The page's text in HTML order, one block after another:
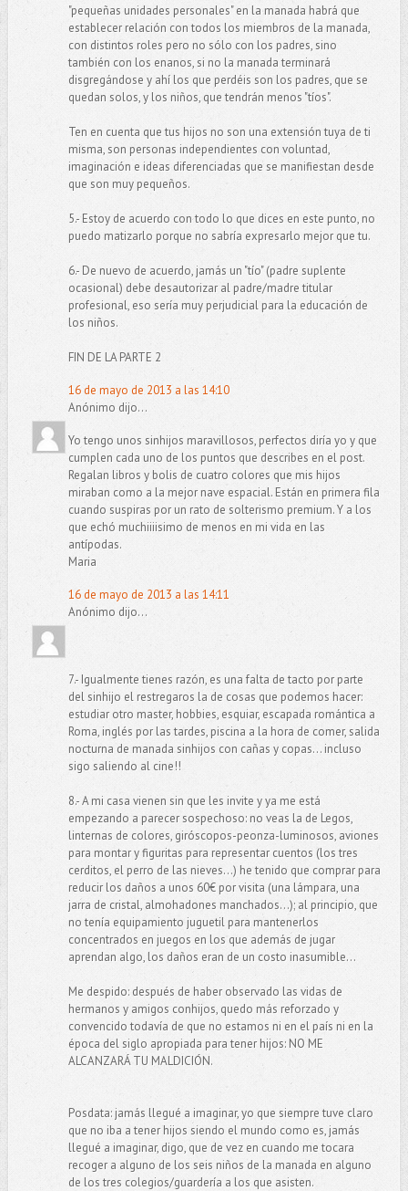
"pequeñas unidades personales" en la manada habrá que
establecer relación con todos los miembros de la manada,
con distintos roles pero no sólo con los padres, sino
también con los enanos, si no la manada terminará
disgregándose y ahí los que perdéis son los padres, que se
quedan solos, y los niños, que tendrán menos "tíos".
Ten en cuenta que tus hijos no son una extensión tuya de ti
misma, son personas independientes con voluntad,
imaginación e ideas diferenciadas que se manifiestan desde
que son muy pequeños.
5.- Estoy de acuerdo con todo lo que dices en este punto, no
puedo matizarlo porque no sabría expresarlo mejor que tu.
6.- De nuevo de acuerdo, jamás un "tío" (padre suplente
ocasional) debe desautorizar al padre/madre titular
profesional, eso sería muy perjudicial para la educación de
los niños.
FIN DE LA PARTE 2
16 de mayo de 2013 a las 14:10
Anónimo dijo...
Yo tengo unos sinhijos maravillosos, perfectos diría yo y que
cumplen cada uno de los puntos que describes en el post.
Regalan libros y bolis de cuatro colores que mis hijos
miraban como a la mejor nave espacial. Están en primera fila
cuando suspiras por un rato de solterismo premium. Y a los
que echó muchiiiisimo de menos en mi vida en las
antípodas.
Maria
16 de mayo de 2013 a las 14:11
Anónimo dijo...
7.- Igualmente tienes razón, es una falta de tacto por parte
del sinhijo el restregaros la de cosas que podemos hacer:
estudiar otro master, hobbies, esquiar, escapada romántica a
Roma, inglés por las tardes, piscina a la hora de comer, salida
nocturna de manada sinhijos con cañas y copas... incluso
sigo saliendo al cine!!
8.- A mi casa vienen sin que les invite y ya me está
empezando a parecer sospechoso: no veas la de Legos,
linternas de colores, giróscopos-peonza-luminosos, aviones
para montar y figuritas para representar cuentos (los tres
cerditos, el perro de las nieves...) he tenido que comprar para
reducir los daños a unos 60€ por visita (una lámpara, una
jarra de cristal, almohadones manchados...); al principio, que
no tenía equipamiento juguetil para mantenerlos
concentrados en juegos en los que además de jugar
aprendan algo, los daños eran de un costo inasumible...
Me despido: después de haber observado las vidas de
hermanos y amigos conhijos, quedo más reforzado y
convencido todavía de que no estamos ni en el país ni en la
época del siglo apropiada para tener hijos: NO ME
ALCANZARÁ TU MALDICIÓN.
Posdata: jamás llegué a imaginar, yo que siempre tuve claro
que no iba a tener hijos siendo el mundo como es, jamás
llegué a imaginar, digo, que de vez en cuando me tocara
recoger a alguno de los seis niños de la manada en alguno
de los tres colegios/guardería a los que asisten.